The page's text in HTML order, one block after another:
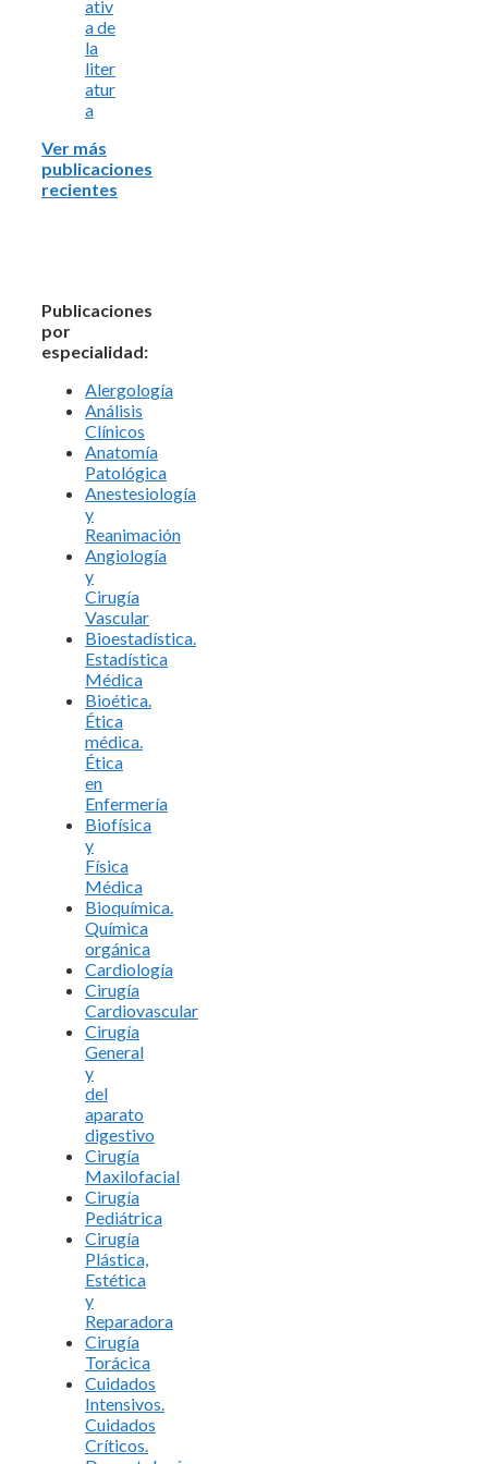
ativ
a de
la
liter
atur
a
Ver más
publicaciones
recientes
Publicaciones
por
especialidad:
Alergología
Análisis
Clínicos
Anatomía
Patológica
Anestesiología
y
Reanimación
Angiología
y
Cirugía
Vascular
Bioestadística.
Estadística
Médica
Bioética.
Ética
médica.
Ética
en
Enfermería
Biofísica
y
Física
Médica
Bioquímica.
Química
orgánica
Cardiología
Cirugía
Cardiovascular
Cirugía
General
y
del
aparato
digestivo
Cirugía
Maxilofacial
Cirugía
Pediátrica
Cirugía
Plástica,
Estética
y
Reparadora
Cirugía
Torácica
Cuidados
Intensivos.
Cuidados
Críticos.